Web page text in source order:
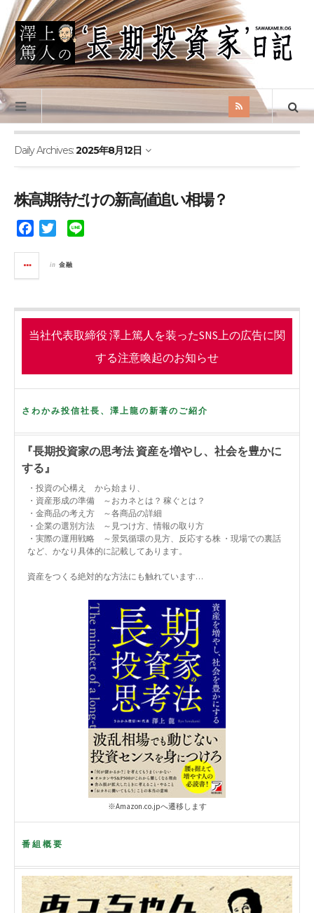
Daily Archives:2025年8月12日
株高期待だけの新高値追い相場？
e
o
o
e
r
in 金融
当社代表取締役 澤上篤人を装ったSNS上の広告に関
する注意喚起のお知らせ
さわかみ投信社長、澤上龍の新著のご紹介
『長期投資家の思考法 資産を増やし、社会を豊かに
する』
・投資の心構え から始まり、
・資産形成の準備 ～おカネとは？ 稼ぐとは？
・金商品の考え方 ～各商品の詳細
・企業の選別方法 ～見つけ方、情報の取り方
・実際の運用戦略 ～景気循環の見方、反応する株 ・現場での裏話
など、かなり具体的に記載してあります。
資産をつくる絶対的な方法にも触れています…
※Amazon.co.jpへ遷移します
番組概要